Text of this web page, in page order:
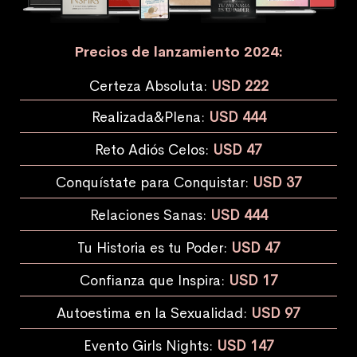
Precios de lanzamiento 2024:
Certeza Absoluta: USD 222
Realizada&Plena: USD 444
Reto Adiós Celos: USD 47
Conquístate para Conquistar: USD 37
Relaciones Sanas: USD 444
Tu Historia es tu Poder: USD 47
Confianza que Inspira: USD 17
Autoestima en la Sexualidad: USD 97
Evento Girls Nights: USD 147